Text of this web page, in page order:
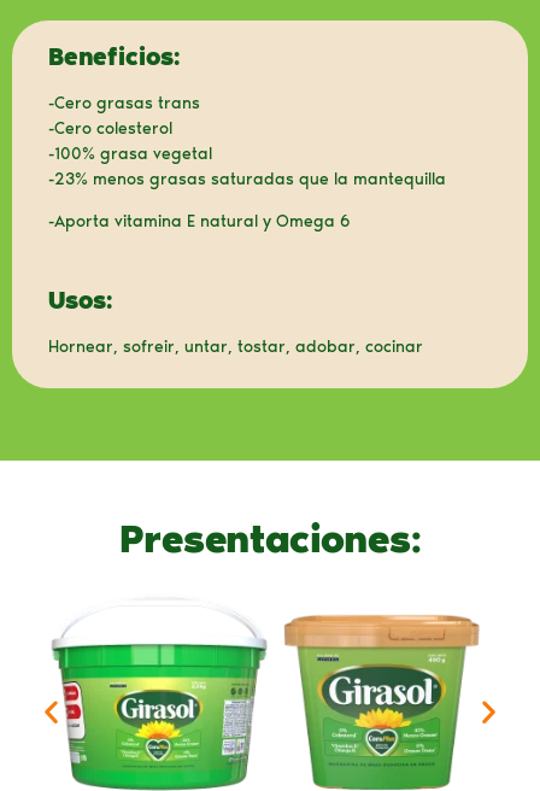
Beneficios:
-Cero grasas trans
-Cero colesterol
-100% grasa vegetal
-23% menos grasas saturadas que la mantequilla
-Aporta vitamina E natural y Omega 6
Usos:
Hornear, sofreir, untar, tostar, adobar, cocinar
Presentaciones: